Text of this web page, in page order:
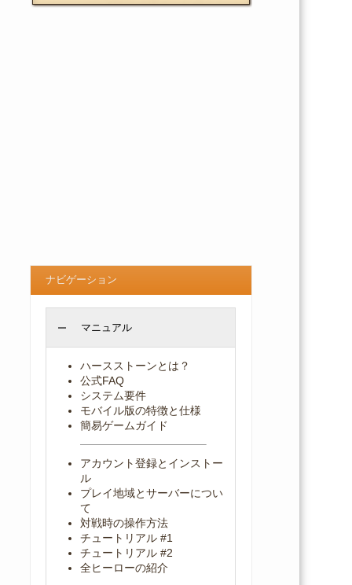
ナビゲーション
マニュアル
ハースストーンとは？
公式FAQ
システム要件
モバイル版の特徴と仕様
簡易ゲームガイド
アカウント登録とインストー
ル
プレイ地域とサーバーについ
て
対戦時の操作方法
チュートリアル #1
チュートリアル #2
全ヒーローの紹介